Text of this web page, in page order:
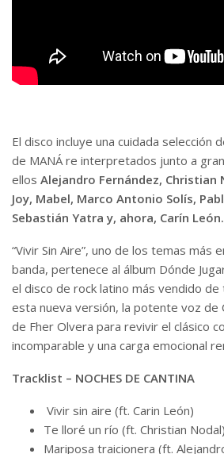
El disco incluye una cuidada selección
de MANÁ re interpretados junto a
ellos Alejandro Fernández, Christian
Joy, Mabel, Marco Antonio Solís,
Sebastián Yatra y, ahora, Carín León.
“Vivir Sin Aire”, uno de los temas más
banda, pertenece al álbum Dónde
el disco de rock latino más vendido
esta nueva versión, la potente voz de
de Fher Olvera para revivir el clásico
incomparable y una carga emocional
Tracklist – NOCHES DE CANTINA
Vivir sin aire (ft. Carin León)
Te lloré un río (ft. Christian Nodal)
Mariposa traicionera (ft.